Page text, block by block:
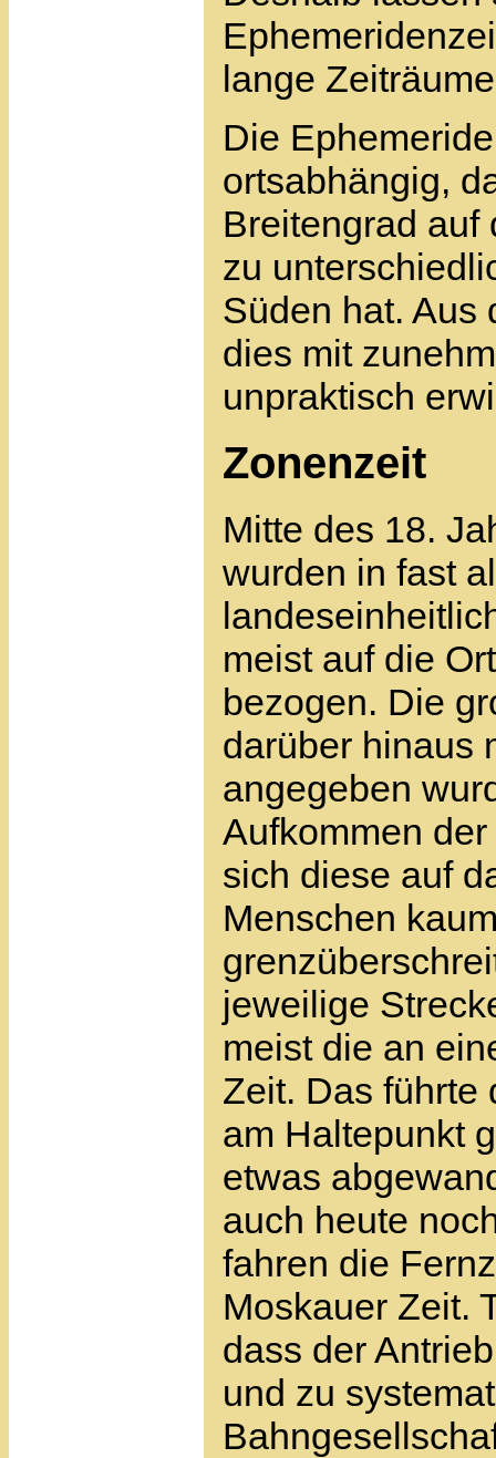
lange
Die
ortsabhängig,
Breitengrad auf
zu
Süden hat. Aus
dies mit
unpraktisch
Zonenzeit
Mitte des 18.
wurden in fast
meist auf die
bezogen. Die
darüber hinaus
angegeben
Aufkommen
sich diese auf
Menschen
jeweilige
meist die an
Zeit. Das führte
am Haltepunkt
etwas
auch heute
fahren die
Moskauer Zeit.
dass der
und zu